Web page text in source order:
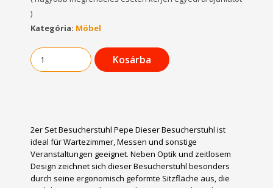
)
Kategória: Möbel
Kosárba
2er Set Besucherstuhl Pepe Dieser Besucherstuhl ist
ideal für Wartezimmer, Messen und sonstige
Veranstaltungen geeignet. Neben Optik und zeitlosem
Design zeichnet sich dieser Besucherstuhl besonders
durch seine ergonomisch geformte Sitzfläche aus, die